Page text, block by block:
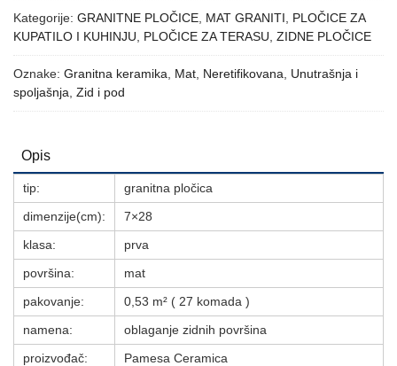
Kategorije: GRANITNE PLOČICE MAT GRANITI
PLOČICE ZA
KUPATILO I KUHINJU
PLOČICE ZA TERASU ZIDNE PLOČICE
Oznake: Granitna keramika Mat Neretifikovana
Unutrašnja i
spoljašnja Zid i pod
Opis
tip:
granitna pločica
dimenzije(cm):
7×28
klasa:
prva
površina:
mat
pakovanje:
0,53 m² ( 27 komada )
namena:
oblaganje zidnih površina
proizvođač:
Pamesa Ceramica